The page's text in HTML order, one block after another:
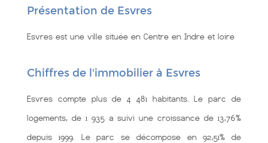
Présentation de Esvres
Esvres est une ville située en Centre en Indre et loire
Chiffres de l'immobilier à Esvres
Esvres compte plus de 4 481 habitants. Le parc de
logements, de 1 935 a suivi une croissance de 13,76%
depuis 1999. Le parc se décompose en 92,51% de